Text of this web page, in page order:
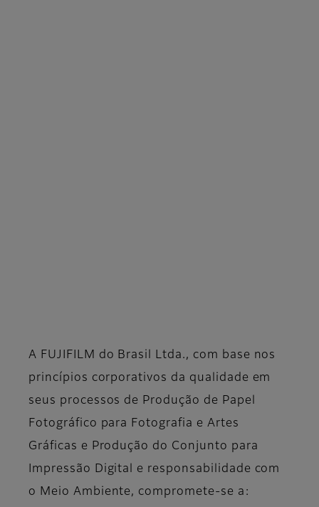
A FUJIFILM do Brasil Ltda., com base nos
princípios corporativos da qualidade em
seus processos de Produção de Papel
Fotográfico para Fotografia e Artes
Gráficas e Produção do Conjunto para
Impressão Digital e responsabilidade com
o Meio Ambiente, compromete-se a: